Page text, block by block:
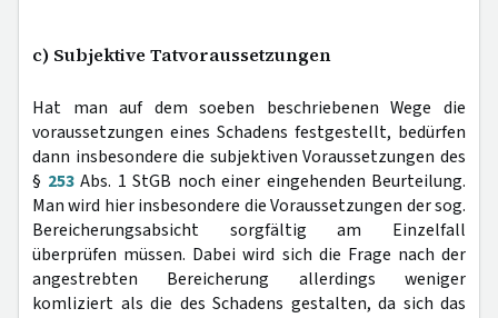
c) Subjektive Tatvoraussetzungen
Hat man auf dem soeben beschriebenen Wege die
voraussetzungen eines Schadens festgestellt, bedürfen
dann insbesondere die subjektiven Voraussetzungen des
§ 253Abs. 1 StGB noch einer eingehenden Beurteilung.
Man wird hier insbesondere die Voraussetzungen der sog.
Bereicherungsabsicht sorgfältig am Einzelfall
überprüfen müssen. Dabei wird sich die Frage nach der
angestrebten Bereicherung allerdings weniger
komliziert als die des Schadens gestalten, da sich das